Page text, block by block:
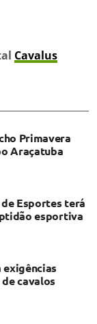
Cavalus
Primavera
Araçatuba
Esportes terá
esportiva
cavalos